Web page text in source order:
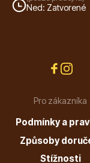
Okrasné trávy
Okrasné keře
Ned: Zatvorené
Pro zákazníka
Podmínky a
Způsoby
Stížnosti